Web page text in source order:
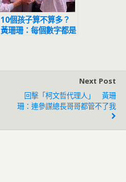
10個孩子算不算多？
黃珊珊：每個數字都是
Next Post
回擊「柯文哲代理人」 黃珊
珊：連參謀總長哥哥都管不了我